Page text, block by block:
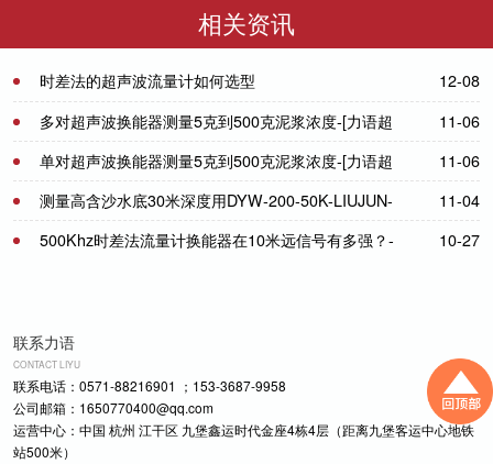
相关资讯
时差法的超声波流量计如何选型
12-08
多对超声波换能器测量5克到500克泥浆浓度-[力语超
声]
11-06
单对超声波换能器测量5克到500克泥浆浓度-[力语超
声]
11-06
测量高含沙水底30米深度用DYW-200-50K-LIUJUN-
[力语超声]
11-04
500Khz时差法流量计换能器在10米远信号有多强？-
10-27
联系力语
CONTACT LIYU
联系电话：0571-88216901 ；153-3687-9958
公司邮箱：1650770400@qq.com
运营中心：中国 杭州 江干区 九堡鑫运时代金座4栋4层（距离九堡客运中心地铁
站500米）